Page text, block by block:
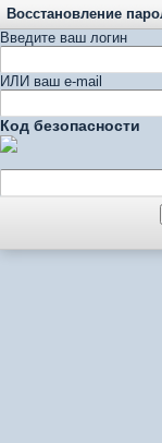
Восстановление
Введите ваш логин
ИЛИ ваш e-mail
Код безопасности